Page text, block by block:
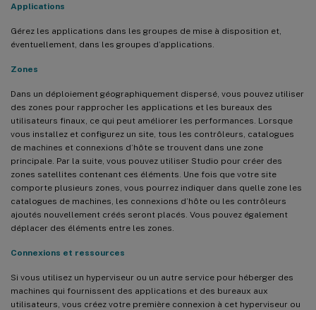
Applications
Gérez les applications dans les groupes de mise à disposition et,
éventuellement, dans les groupes d’applications.
Zones
Dans un déploiement géographiquement dispersé, vous pouvez utiliser
des zones pour rapprocher les applications et les bureaux des
utilisateurs finaux, ce qui peut améliorer les performances. Lorsque
vous installez et configurez un site, tous les contrôleurs, catalogues
de machines et connexions d’hôte se trouvent dans une zone
principale. Par la suite, vous pouvez utiliser Studio pour créer des
zones satellites contenant ces éléments. Une fois que votre site
comporte plusieurs zones, vous pourrez indiquer dans quelle zone les
catalogues de machines, les connexions d’hôte ou les contrôleurs
ajoutés nouvellement créés seront placés. Vous pouvez également
déplacer des éléments entre les zones.
Connexions et ressources
Si vous utilisez un hyperviseur ou un autre service pour héberger des
machines qui fournissent des applications et des bureaux aux
utilisateurs, vous créez votre première connexion à cet hyperviseur ou